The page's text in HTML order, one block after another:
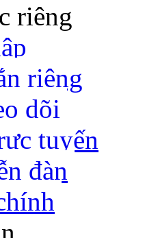
riêng
riêng
dõi
tuyến
đàn